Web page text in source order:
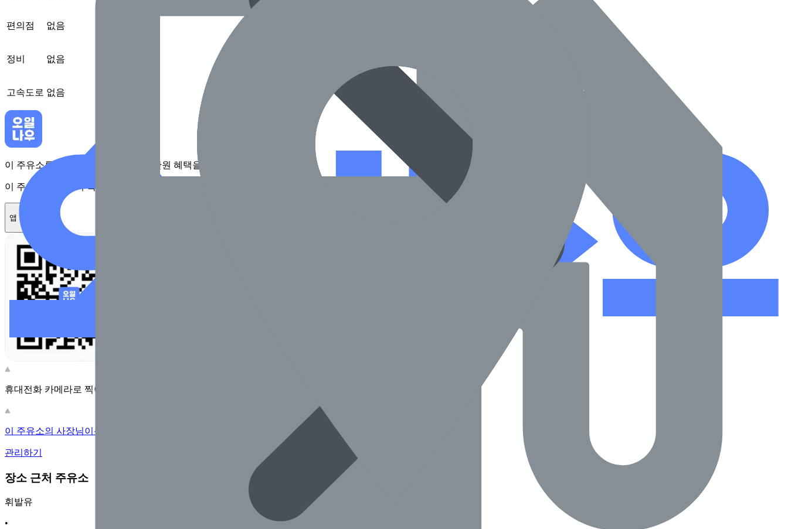
편의점 없음
정비 없음
고속도로 없음
이 주유소를 앱에서 확인하고 최대 1만원 혜택을 받아보세요
이 주유소를 앱에서 확인하고 최대 1만원 혜택을 받아보세요
앱 설치하기
휴대전화 카메라로 찍어보세요
이 주유소의 사장님이신가요?
관리하기
장소 근처 주유소
휘발유
•